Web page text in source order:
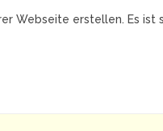
Webseite erstellen. Es ist